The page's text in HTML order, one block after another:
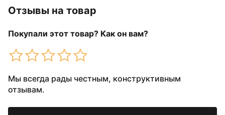
Отзывы на товар
Покупали этот товар? Как он вам?
Мы всегда рады честным, конструктивным
отзывам.